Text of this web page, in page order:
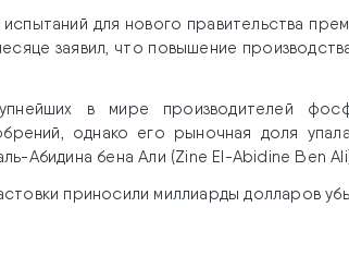
для нового правительства
заявил, что повышение
в мире производителей
однако его рыночная доля
Абидина бена Али (Zine El-Abidine Ben
приносили миллиарды долларов